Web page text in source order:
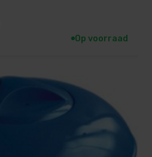
Op voorraad